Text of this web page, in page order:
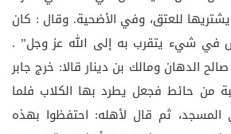
للعتق، وفي الأضحية. وقال : كان
في شيء يتقرب به إلى الله عز وجل” .
الدهان ومالك بن دينار قالا: خرج جابر
من حائط فجعل يطرد بها الكلاب فلما
ثم قال لأهله: احتفظوا بهذه